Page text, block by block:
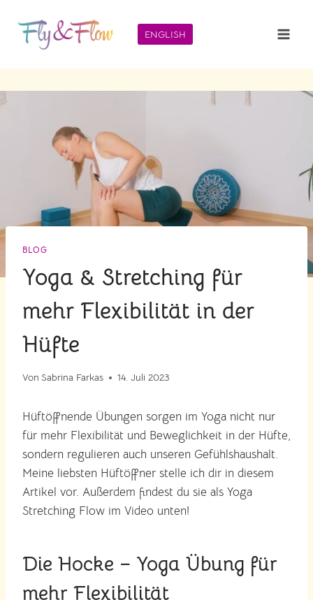
Inhalt
springen
ENGLISH
BLOG
Yoga & Stretching für
mehr Flexibilität in der
Hüfte
Von Sabrina Farkas 14. Juli 2023
Hüftöffnende Übungen sorgen im Yoga nicht nur
für mehr Flexibilität und Beweglichkeit in der Hüfte,
sondern regulieren auch unseren Gefühlshaushalt.
Meine liebsten Hüftöffner stelle ich dir in diesem
Artikel vor. Außerdem findest du sie als Yoga
Stretching Flow im Video unten!
Die Hocke – Yoga Übung für
mehr Flexibilität